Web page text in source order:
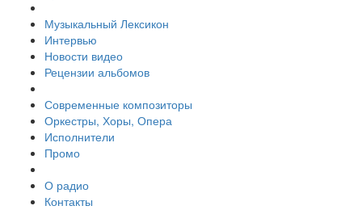
Музыкальный Лексикон
Интервью
Новости видео
Рецензии альбомов
Современные композиторы
Оркестры, Хоры, Опера
Исполнители
Промо
О радио
Контакты